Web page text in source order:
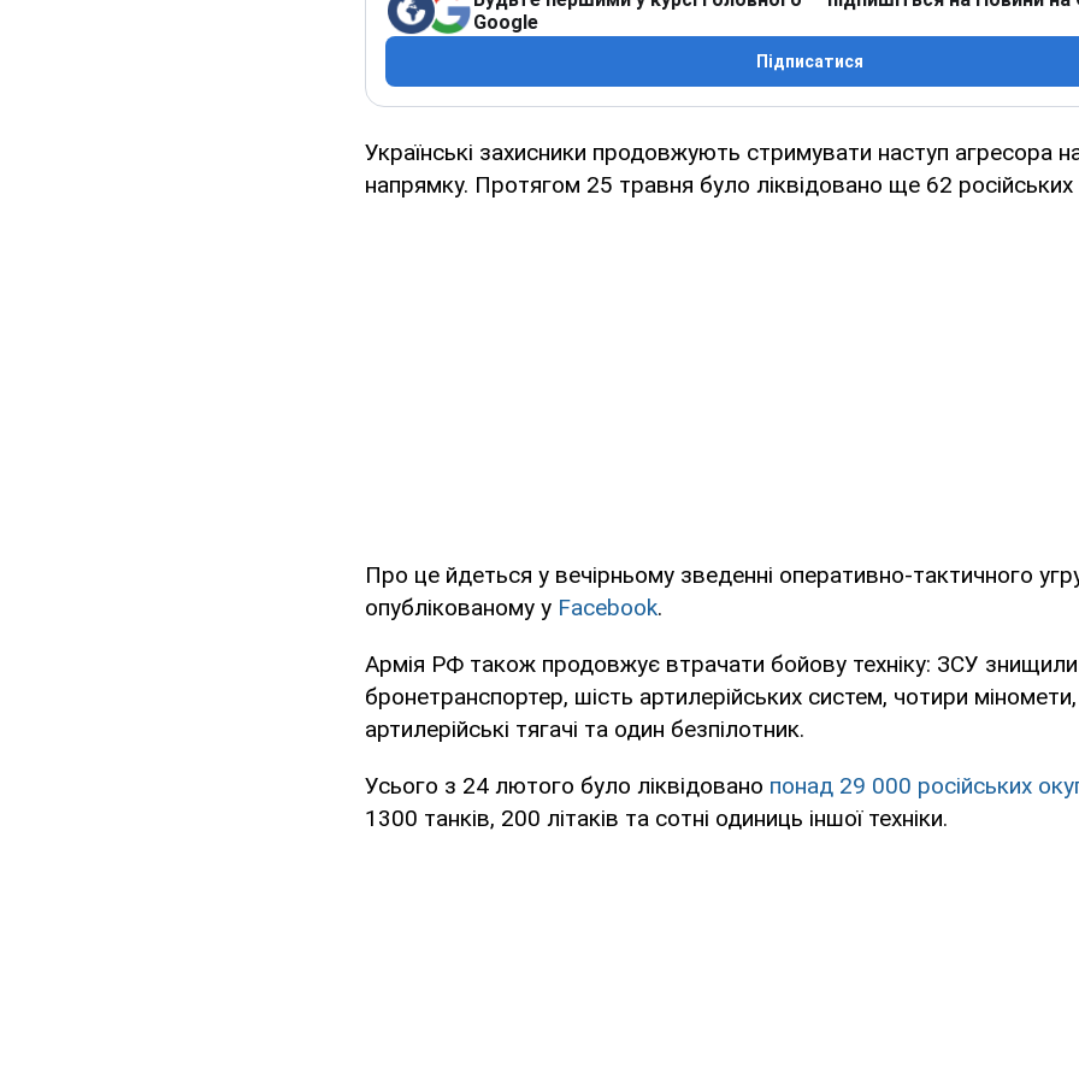
Google
Підписатися
Українські захисники продовжують стримувати наступ агресора
напрямку. Протягом 25 травня було ліквідовано ще 62 російських
Про це йдеться у вечірньому зведенні оперативно-тактичного
опублікованому у Facebook.
Армія РФ також продовжує втрачати бойову техніку: ЗСУ
бронетранспортер, шість артилерійських систем, чотири
артилерійські тягачі та один безпілотник.
Усього з 24 лютого було ліквідовано понад 29 000 російських
1300 танків, 200 літаків та сотні одиниць іншої техніки.